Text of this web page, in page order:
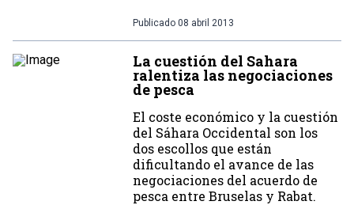
Publicado 08 abril 2013
La cuestión del Sahara
ralentiza las negociaciones
de pesca
El coste económico y la cuestión
del Sáhara Occidental son los
dos escollos que están
dificultando el avance de las
negociaciones del acuerdo de
pesca entre Bruselas y Rabat.